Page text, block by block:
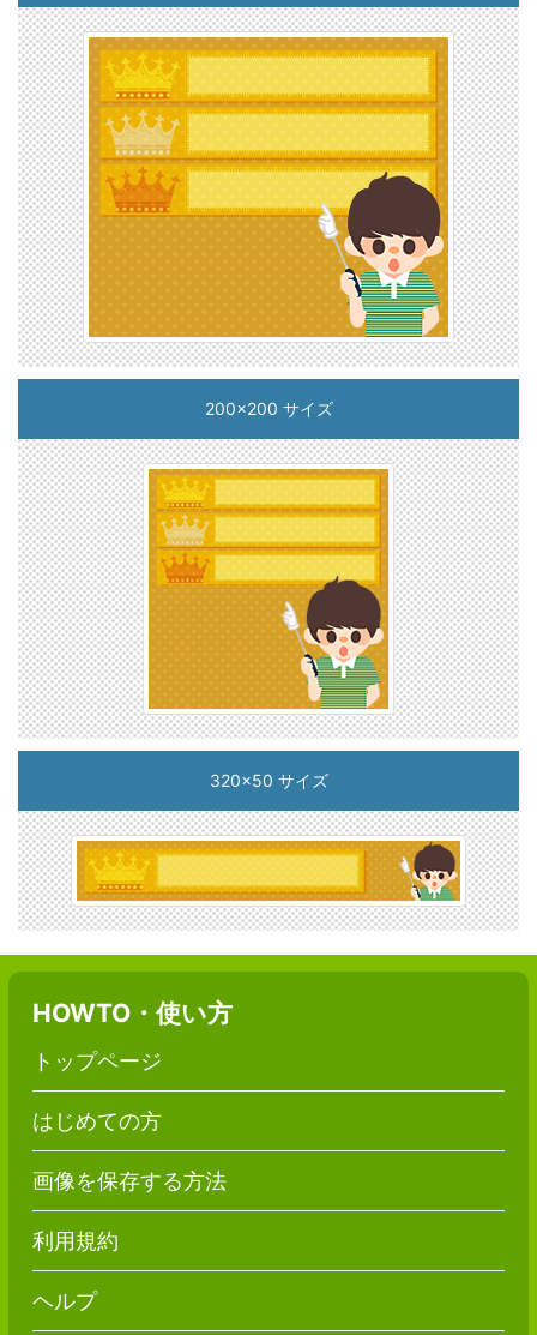
200x200 サイズ
320x50 サイズ
HOWTO・使い方
トップページ
はじめての方
画像を保存する方法
利用規約
ヘルプ